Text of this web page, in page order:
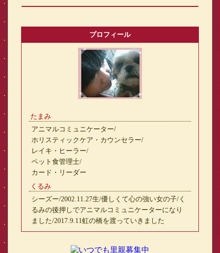
プロフィール
たまみ
アニマルコミュニケーター/
ホリスティックケア・カウンセラー/
レイキ・ヒーラー/
ペット食管理士/
カード・リーダー
くるみ
シーズー/2002.11.27生/優しくて心の強い女の子/く
るみの後押しでアニマルコミュニケーターになり
ました/2017.9.11虹の橋を渡っていきました